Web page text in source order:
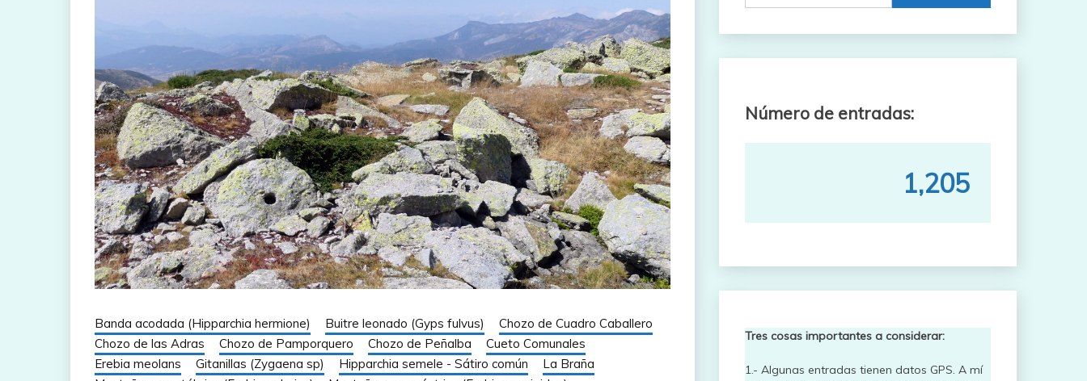
Banda acodada (Hipparchia hermione) Buitre leonado (Gyps fulvus)
Chozo de Cuadro Caballero
Chozo de las Adras
Chozo de Pamporquero Chozo de Peñalba
Cueto Comunales
Erebia meolans
Gitanillas (Zygaena sp) Hipparchia semele - Sátiro común
La Braña
Número de entradas:
1,205
Tres cosas importantes a considerar:
1.- Algunas entradas tienen datos GPS. A mí